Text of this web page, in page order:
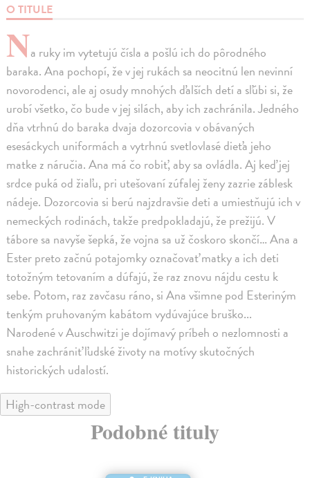
O TITULE
Na ruky im vytetujú čísla a pošlú ich do pôrodného
baraka. Ana pochopí, že v jej rukách sa neocitnú len nevinní
novorodenci, ale aj osudy mnohých ďalších detí a sľúbi si, že
urobí všetko, čo bude v jej silách, aby ich zachránila. Jedného
dňa vtrhnú do baraka dvaja dozorcovia v obávaných
esesáckych uniformách a vytrhnú svetlovlasé dieťa jeho
matke z náručia. Ana má čo robiť, aby sa ovládla. Aj keď jej
srdce puká od žiaľu, pri utešovaní zúfalej ženy zazrie záblesk
nádeje. Dozorcovia si berú najzdravšie deti a umiestňujú ich v
nemeckých rodinách, takže predpokladajú, že prežijú. V
tábore sa navyše šepká, že vojna sa už čoskoro skončí… Ana a
Ester preto začnú potajomky označovať matky a ich deti
totožným tetovaním a dúfajú, že raz znovu nájdu cestu k
sebe. Potom, raz zavčasu ráno, si Ana všimne pod Esteriným
tenkým pruhovaným kabátom vydúvajúce bruško...
Narodené v Auschwitzi je dojímavý príbeh o nezlomnosti a
snahe zachrániť ľudské životy na motívy skutočných
historických udalostí.
High-contrast mode
Podobné tituly